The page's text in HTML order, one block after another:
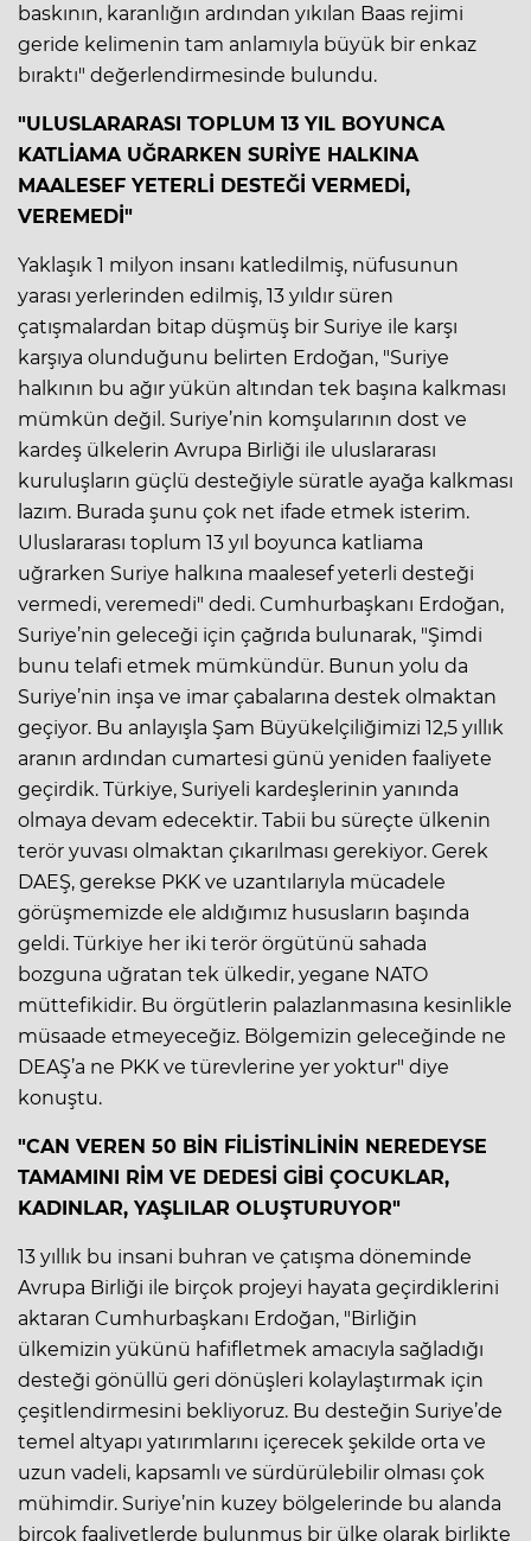
baskının, karanlığın ardından yıkılan Baas rejimi
geride kelimenin tam anlamıyla büyük bir enkaz
bıraktı" değerlendirmesinde bulundu.
"ULUSLARARASI TOPLUM 13 YIL BOYUNCA
KATLİAMA UĞRARKEN SURİYE HALKINA
MAALESEF YETERLİ DESTEĞİ VERMEDİ,
VEREMEDİ"
Yaklaşık 1 milyon insanı katledilmiş, nüfusunun
yarası yerlerinden edilmiş, 13 yıldır süren
çatışmalardan bitap düşmüş bir Suriye ile karşı
karşıya olunduğunu belirten Erdoğan, "Suriye
halkının bu ağır yükün altından tek başına kalkması
mümkün değil. Suriye’nin komşularının dost ve
kardeş ülkelerin Avrupa Birliği ile uluslararası
kuruluşların güçlü desteğiyle süratle ayağa kalkması
lazım. Burada şunu çok net ifade etmek isterim.
Uluslararası toplum 13 yıl boyunca katliama
uğrarken Suriye halkına maalesef yeterli desteği
vermedi, veremedi" dedi. Cumhurbaşkanı Erdoğan,
Suriye’nin geleceği için çağrıda bulunarak, "Şimdi
bunu telafi etmek mümkündür. Bunun yolu da
Suriye’nin inşa ve imar çabalarına destek olmaktan
geçiyor. Bu anlayışla Şam Büyükelçiliğimizi 12,5 yıllık
aranın ardından cumartesi günü yeniden faaliyete
geçirdik. Türkiye, Suriyeli kardeşlerinin yanında
olmaya devam edecektir. Tabii bu süreçte ülkenin
terör yuvası olmaktan çıkarılması gerekiyor. Gerek
DAEŞ, gerekse PKK ve uzantılarıyla mücadele
görüşmemizde ele aldığımız hususların başında
geldi. Türkiye her iki terör örgütünü sahada
bozguna uğratan tek ülkedir, yegane NATO
müttefikidir. Bu örgütlerin palazlanmasına kesinlikle
müsaade etmeyeceğiz. Bölgemizin geleceğinde ne
DEAŞ’a ne PKK ve türevlerine yer yoktur" diye
konuştu.
"CAN VEREN 50 BİN FİLİSTİNLİNİN NEREDEYSE
TAMAMINI RİM VE DEDESİ GİBİ ÇOCUKLAR,
KADINLAR, YAŞLILAR OLUŞTURUYOR"
13 yıllık bu insani buhran ve çatışma döneminde
Avrupa Birliği ile birçok projeyi hayata geçirdiklerini
aktaran Cumhurbaşkanı Erdoğan, "Birliğin
ülkemizin yükünü hafifletmek amacıyla sağladığı
desteği gönüllü geri dönüşleri kolaylaştırmak için
çeşitlendirmesini bekliyoruz. Bu desteğin Suriye’de
temel altyapı yatırımlarını içerecek şekilde orta ve
uzun vadeli, kapsamlı ve sürdürülebilir olması çok
mühimdir. Suriye’nin kuzey bölgelerinde bu alanda
birçok faaliyetlerde bulunmuş bir ülke olarak birlikte